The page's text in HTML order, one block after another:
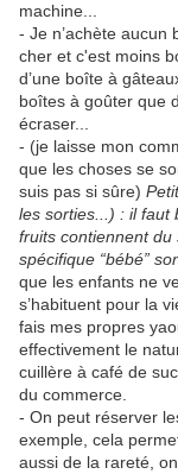
machine...
- Je n’achète aucun
cher et c'est moins
d’une boîte à
boîtes à goûter que
écraser...
- (je laisse mon
que les choses se
suis pas si sûre)
les sorties...) : il faut
fruits contiennent
spécifique “bébé”
que les enfants ne
s’habituent pour la
fais mes propres
effectivement le
cuillère à café de
du commerce.
- On peut réserver
exemple, cela
aussi de la rareté,